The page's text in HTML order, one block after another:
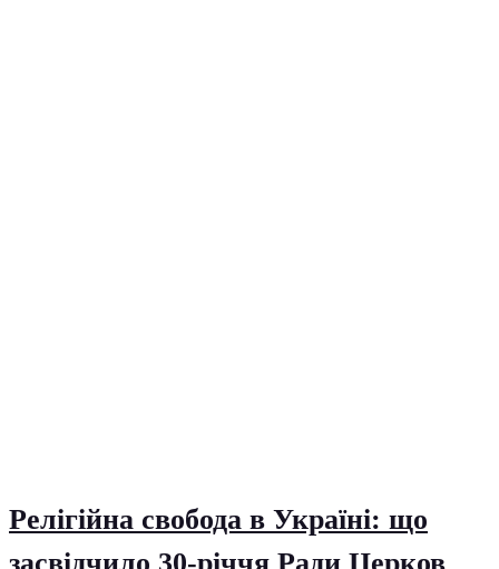
Релігійна свобода в Україні: що
засвідчило 30-річчя Ради Церков